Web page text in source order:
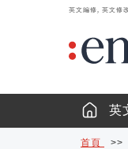
英文編修, 英文修
英
首頁 >>